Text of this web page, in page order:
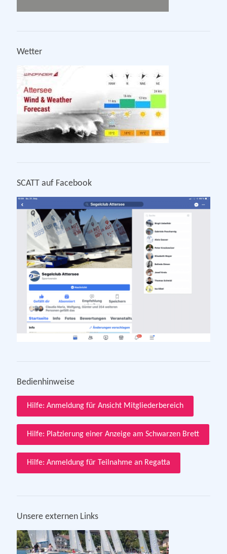
Wetter
SCATT auf Facebook
Bedienhinweise
Hilfe: Anmeldung für Ansicht Mitgliederbereich
Hilfe: Platzierung einer Anzeige am Schwarzen Brett
Hilfe: Anmeldung für Teilnahme an Regatta
Unsere externen Links